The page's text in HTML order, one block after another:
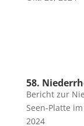
58.
Bericht zur
Seen-Platte
2024